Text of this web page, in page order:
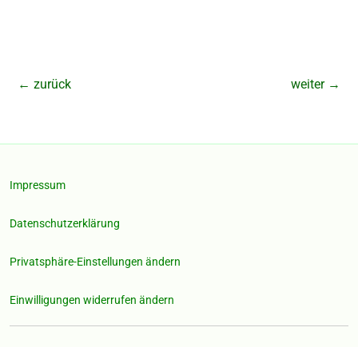
← zurück weiter →
Impressum
Datenschutzerklärung
Privatsphäre-Einstellungen ändern
Einwilligungen widerrufen ändern